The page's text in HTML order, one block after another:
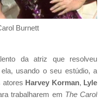
Burnett
da atriz que resolveu
usando o seu estúdio, a
atores Harvey Korman, Lyle
trabalharem em The Carol